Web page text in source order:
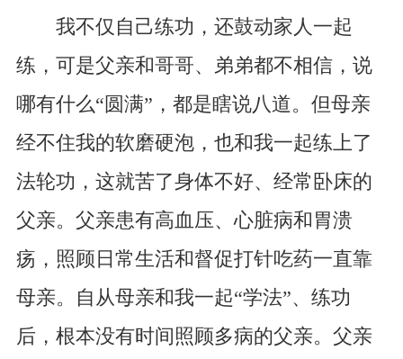
我不仅自己练功，还鼓动家人一起
练，可是父亲和哥哥、弟弟都不相信，说
哪有什么“圆满”，都是瞎说八道。但母亲
经不住我的软磨硬泡，也和我一起练上了
法轮功，这就苦了身体不好、经常卧床的
父亲。父亲患有高血压、心脏病和胃溃
疡，照顾日常生活和督促打针吃药一直靠
母亲。自从母亲和我一起“学法”、练功
后，根本没有时间照顾多病的父亲。父亲